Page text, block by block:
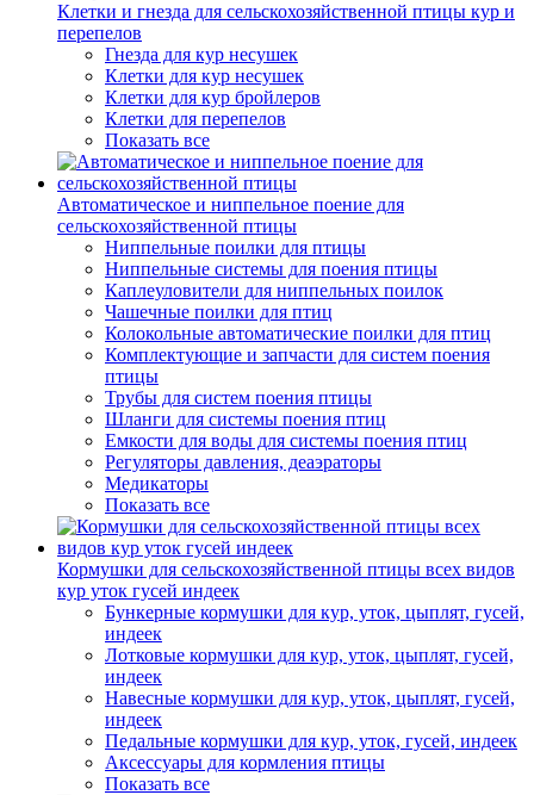
Клетки и гнезда для сельскохозяйственной птицы кур и
перепелов
Гнезда для кур несушек
Клетки для кур несушек
Клетки для кур бройлеров
Клетки для перепелов
Показать все
Автоматическое и ниппельное поение для
сельскохозяйственной птицы
Ниппельные поилки для птицы
Ниппельные системы для поения птицы
Каплеуловители для ниппельных поилок
Чашечные поилки для птиц
Колокольные автоматические поилки для птиц
Комплектующие и запчасти для систем поения
птицы
Трубы для систем поения птицы
Шланги для системы поения птиц
Емкости для воды для системы поения птиц
Регуляторы давления, деаэраторы
Медикаторы
Показать все
Кормушки для сельскохозяйственной птицы всех видов
кур уток гусей индеек
Бункерные кормушки для кур, уток, цыплят, гусей,
индеек
Лотковые кормушки для кур, уток, цыплят, гусей,
индеек
Навесные кормушки для кур, уток, цыплят, гусей,
индеек
Педальные кормушки для кур, уток, гусей, индеек
Аксессуары для кормления птицы
Показать все